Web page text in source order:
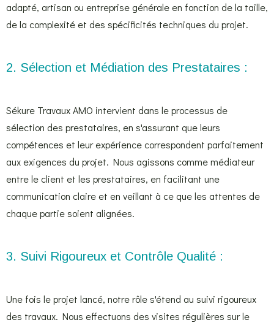
adapté, artisan ou entreprise générale en fonction de la taille,
de la complexité et des spécificités techniques du projet.
2. Sélection et Médiation des Prestataires :
Sékure Travaux AMO intervient dans le processus de
sélection des prestataires, en s'assurant que leurs
compétences et leur expérience correspondent parfaitement
aux exigences du projet. Nous agissons comme médiateur
entre le client et les prestataires, en facilitant une
communication claire et en veillant à ce que les attentes de
chaque partie soient alignées.
3. Suivi Rigoureux et Contrôle Qualité :
Une fois le projet lancé, notre rôle s'étend au suivi rigoureux
des travaux. Nous effectuons des visites régulières sur le